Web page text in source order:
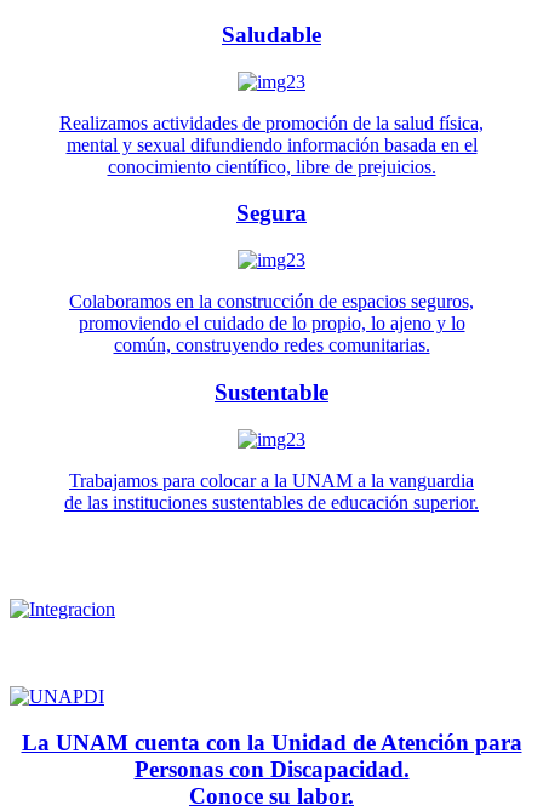
Saludable
Realizamos actividades de promoción de la salud física,
mental y sexual difundiendo información basada en el
conocimiento científico, libre de prejuicios.
Segura
Colaboramos en la construcción de espacios seguros,
promoviendo el cuidado de lo propio, lo ajeno y lo
común, construyendo redes comunitarias.
Sustentable
Trabajamos para colocar a la UNAM a la vanguardia
de las instituciones sustentables de educación superior.
La UNAM cuenta con la Unidad de Atención para
Personas con Discapacidad.
Conoce su labor.